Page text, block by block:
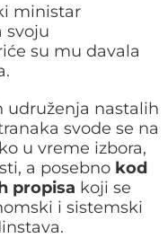
ministar
svoju
su mu davala
udruženja nastalih
svode se na
u vreme izbora,
a posebno kod
propisa koji se
i sistemski